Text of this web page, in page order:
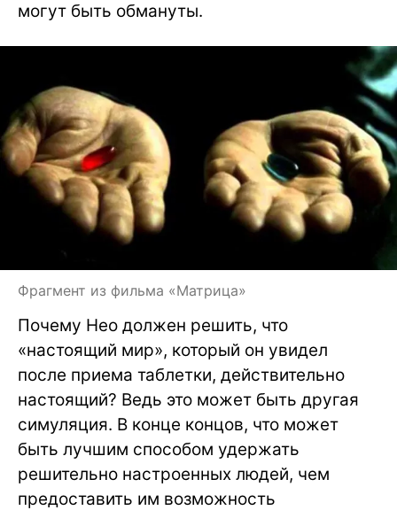
могут быть обмануты.
Фрагмент из фильма «Матрица»
Почему Нео должен решить, что
«настоящий мир», который он увидел
после приема таблетки, действительно
настоящий? Ведь это может быть другая
симуляция. В конце концов, что может
быть лучшим способом удержать
решительно настроенных людей, чем
предоставить им возможность